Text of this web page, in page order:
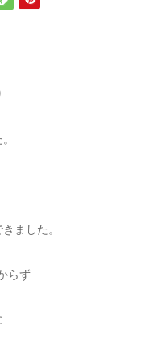
ました。
らず